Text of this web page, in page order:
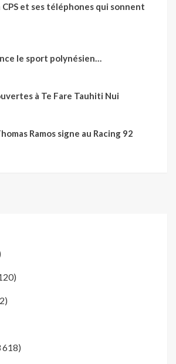
CPS et ses téléphones qui sonnent
le sport polynésien…
à Te Fare Tauhiti Nui
Ramos signe au Racing 92
618)